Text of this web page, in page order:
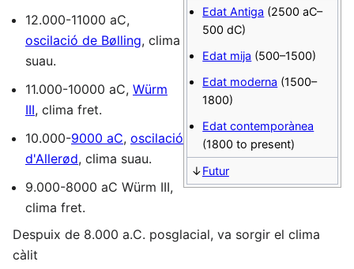
Edat Antiga (2500 aC–
500 dC)
Edat mija (500–1500)
Edat moderna (1500–
1800)
Edat contemporànea
(1800 to present)
↓Futur
12.000-11000 aC,
oscilació de Bølling, clima
suau.
11.000-10000 aC, Würm
III, clima fret.
10.000-9000 aC, oscilació
d'Allerød, clima suau.
9.000-8000 aC Würm III,
clima fret.
Despuix de 8.000 a.C. posglacial, va sorgir el clima
càlit